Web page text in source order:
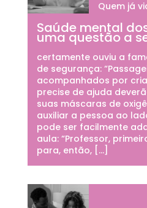
Saúde mental
uma questão a
Quem já
certamente ouviu a
de segurança:
acompanhados por
precise de ajuda
suas máscaras de
auxiliar a pessoa ao
pode ser facilmente
aula: “Professor,
para, então, […]